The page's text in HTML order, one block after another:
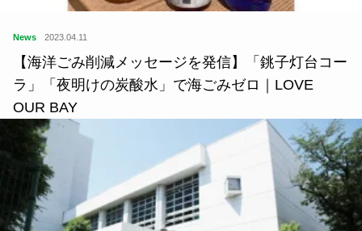
News 2023.04.11
【海洋ごみ削減メッセージを発信】「銚子灯台コー
ラ」「夜明けの炭酸水」で海ごみゼロ｜LOVE
OUR BAY